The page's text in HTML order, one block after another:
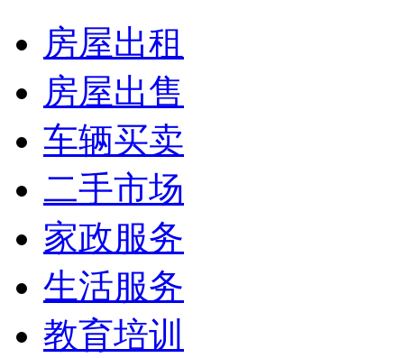
房屋出租
房屋出售
车辆买卖
二手市场
家政服务
生活服务
教育培训